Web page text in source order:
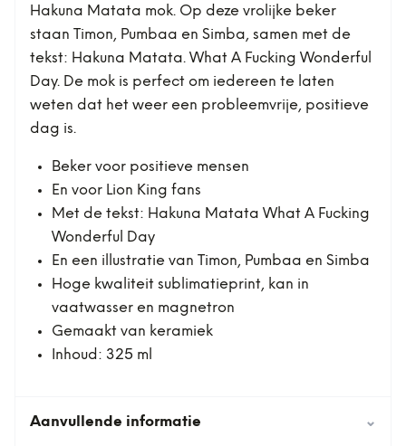
Hakuna Matata mok. Op deze vrolijke beker
staan Timon, Pumbaa en Simba, samen met de
tekst: Hakuna Matata. What A Fucking Wonderful
Day. De mok is perfect om iedereen te laten
weten dat het weer een probleemvrije, positieve
dag is.
Beker voor positieve mensen
En voor Lion King fans
Met de tekst: Hakuna Matata What A Fucking
Wonderful Day
En een illustratie van Timon, Pumbaa en Simba
Hoge kwaliteit sublimatieprint, kan in
vaatwasser en magnetron
Gemaakt van keramiek
Inhoud: 325 ml
Aanvullende informatie ⌄